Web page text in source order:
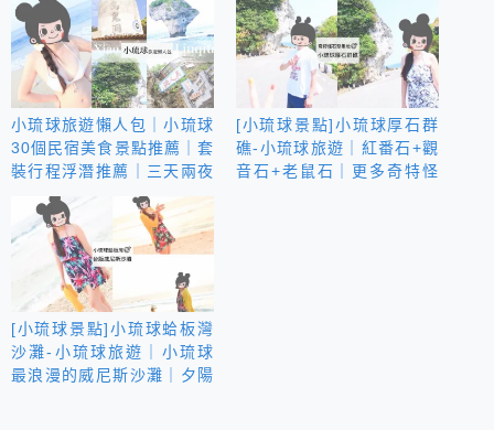
小琉球旅遊懶人包｜小琉球
30個民宿美食景點推薦｜套
裝行程浮潛推薦｜三天兩夜
全攻略
[小琉球景點]小琉球厚石群
礁-小琉球旅遊｜紅番石+觀
音石+老鼠石｜更多奇特怪
[小琉球景點]小琉球蛤板灣
沙灘-小琉球旅遊｜小琉球
最浪漫的威尼斯沙灘｜夕陽